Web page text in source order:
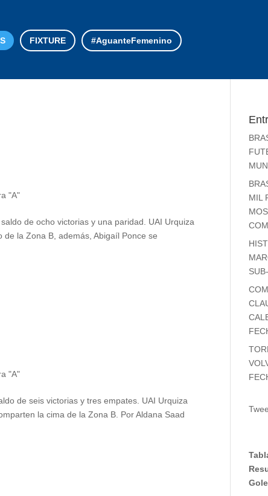
FIXTURE #AguanteFemenino
"A"
de ocho victorias y una paridad. UAI Urquiza
la Zona B, además, Abigaíl Ponce se
"A"
de seis victorias y tres empates. UAI Urquiza
la cima de la Zona B. Por Aldana Saad
MIL